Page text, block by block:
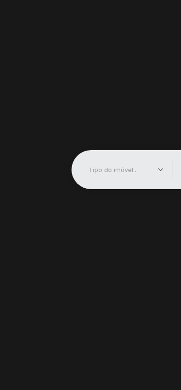
Tipo do imóvel...